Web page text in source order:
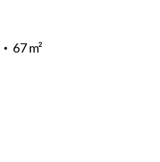
67 m²